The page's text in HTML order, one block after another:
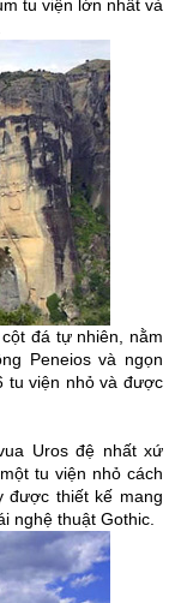
tu viện lớn nhất và
đá tự nhiên, nằm
Peneios và ngọn
tu viện nhỏ và được
Uros đệ nhất xứ
tu viện nhỏ cách
được thiết kế mang
nghệ thuật Gothic.